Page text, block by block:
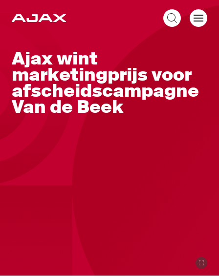
Ajax wint
marketingprijs voor
afscheidscampagne
Van de Beek